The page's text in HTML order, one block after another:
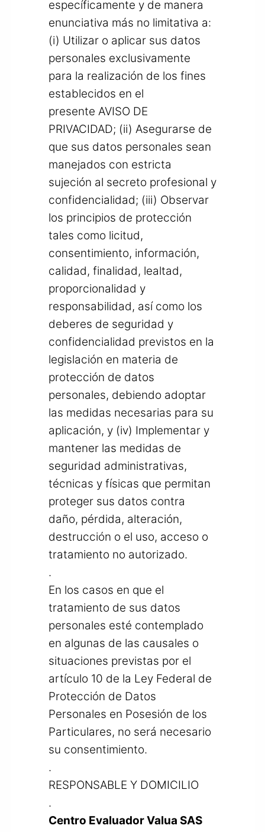
específicamente y de manera
enunciativa más no limitativa a:
(i) Utilizar o aplicar sus datos
personales exclusivamente
para la realización de los fines
establecidos en el
presente AVISO DE
PRIVACIDAD; (ii) Asegurarse de
que sus datos personales sean
manejados con estricta
sujeción al secreto profesional y
confidencialidad; (iii) Observar
los principios de protección
tales como licitud,
consentimiento, información,
calidad, finalidad, lealtad,
proporcionalidad y
responsabilidad, así como los
deberes de seguridad y
confidencialidad previstos en la
legislación en materia de
protección de datos
personales, debiendo adoptar
las medidas necesarias para su
aplicación, y (iv) Implementar y
mantener las medidas de
seguridad administrativas,
técnicas y físicas que permitan
proteger sus datos contra
daño, pérdida, alteración,
destrucción o el uso, acceso o
tratamiento no autorizado.
.
En los casos en que el
tratamiento de sus datos
personales esté contemplado
en algunas de las causales o
situaciones previstas por el
artículo 10 de la Ley Federal de
Protección de Datos
Personales en Posesión de los
Particulares, no será necesario
su consentimiento.
.
RESPONSABLE Y DOMICILIO
.
Centro Evaluador Valua SAS